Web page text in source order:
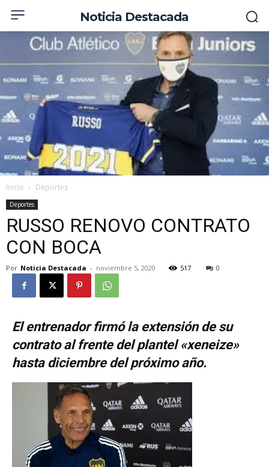
Noticia Destacada
Inicio Deportes
Deportes
RUSSO RENOVO CONTRATO
CON BOCA
Por Noticia Destacada - noviembre 5, 2020 517 0
El entrenador firmó la extensión de su
contrato al frente del plantel «xeneize»
hasta diciembre del próximo año.